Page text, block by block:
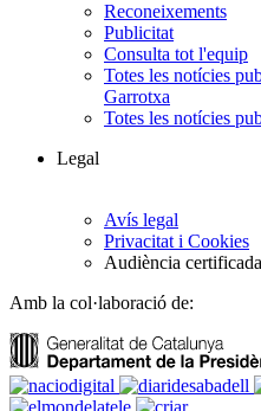
Reconeixements
Publicitat
Consulta tot l'equip
Totes les notícies
Garrotxa
Totes les notícies
Legal
Avís legal
Privacitat i Cookies
Audiència
Amb la col·laboració de: